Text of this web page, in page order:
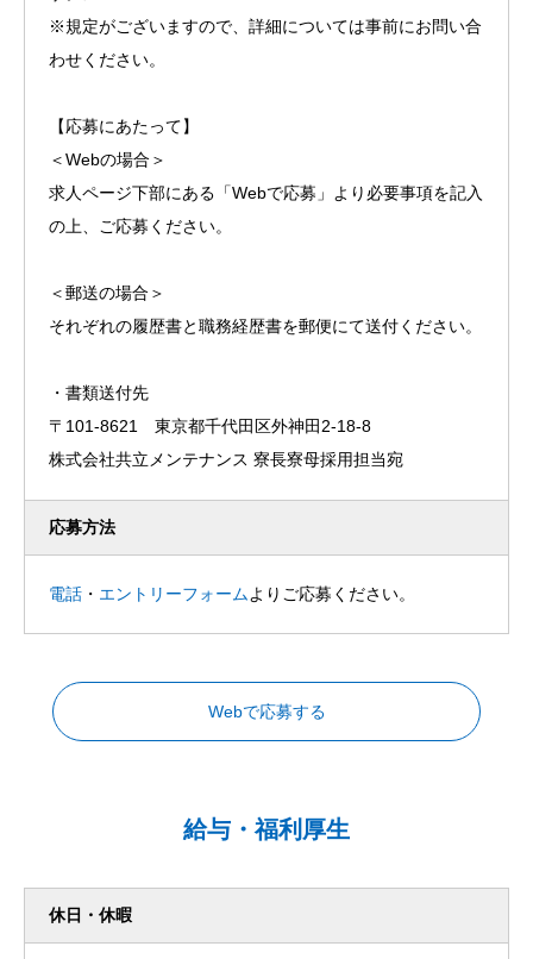
※規定がございますので、詳細については事前にお問い合
わせください。
【応募にあたって】
＜Webの場合＞
求人ページ下部にある「Webで応募」より必要事項を記入
の上、ご応募ください。
＜郵送の場合＞
それぞれの履歴書と職務経歴書を郵便にて送付ください。
・書類送付先
〒101-8621 東京都千代田区外神田2-18-8
株式会社共立メンテナンス 寮長寮母採用担当宛
応募方法
電話 ・ エントリーフォームよりご応募ください。
Webで応募する
給与・福利厚生
休日・休暇